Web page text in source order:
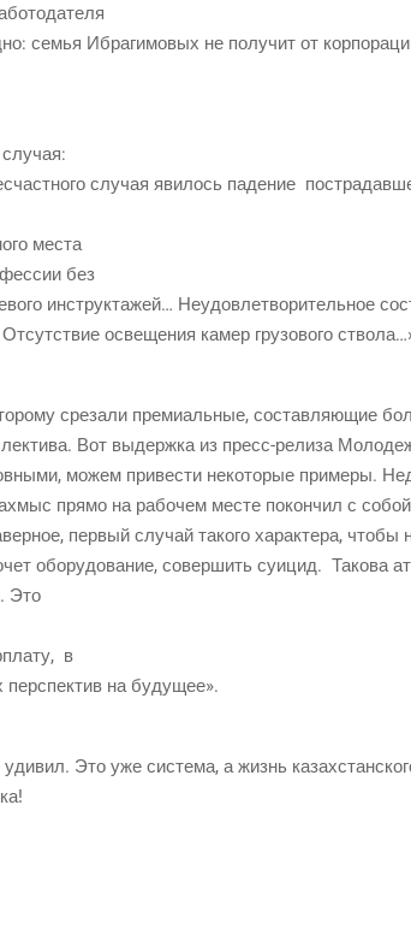
семья Ибра­ги­мо­вых не полу­чит от
слу­чая яви­лось паде­ние
места
без
инструк­та­жей… Неудо­вле­тво­ри­тель­ное
осве­ще­ния камер гру­зо­во­го
сре­за­ли пре­ми­аль­ные, состав­ля­ю­щие
Вот выдерж­ка из пресс-рели­за
можем при­ве­сти неко­то­рые при­ме­ры.
пря­мо на рабо­чем месте покон­чил с собой
пер­вый слу­чай тако­го харак­те­ра, что­бы
обо­ру­до­ва­ние, совер­шить суи­цид. Тако­ва
Это
в
пер­спек­тив на будущее».
Это уже систе­ма, а жизнь